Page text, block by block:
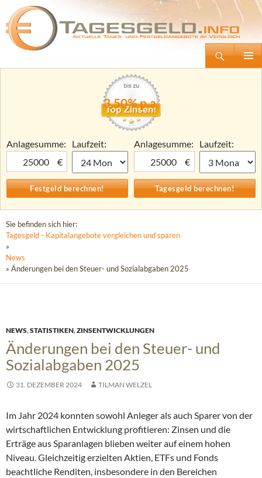
Tagesgeld.info – Tagesgeldkonten vergleichen und Tagesgeld-Zinsen berechnen
Zum
3,50% p.a.
Anlagesumme:
€
Laufzeit:
Anlagesumme:
€
Laufzeit:
Sie befinden sich hier:
Tagesgeld - Kapitalangebote vergleichen und sparen
»
News
» Änderungen bei den Steuer- und Sozialabgaben 2025
NEWS,STATISTIKEN,ZINSENTWICKLUNGEN
Änderungen bei den Steuer- und
Sozialabgaben 2025
31. DEZEMBER 2024 TILMAN WELZEL
Im Jahr 2024 konnten sowohl Anleger als auch Sparer von der
wirtschaftlichen Entwicklung profitieren: Zinsen und die
Erträge aus Sparanlagen blieben weiter auf einem hohen
Niveau. Gleichzeitig erzielten Aktien, ETFs und Fonds
beachtliche Renditen, insbesondere in den Bereichen